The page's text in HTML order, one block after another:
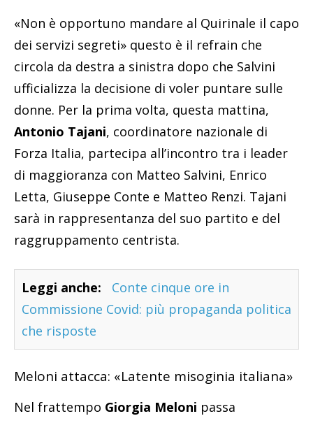
«Non è opportuno mandare al Quirinale il capo
dei servizi segreti» questo è il refrain che
circola da destra a sinistra dopo che Salvini
ufficializza la decisione di voler puntare sulle
donne. Per la prima volta, questa mattina,
Antonio Tajani, coordinatore nazionale di
Forza Italia, partecipa all’incontro tra i leader
di maggioranza con Matteo Salvini, Enrico
Letta, Giuseppe Conte e Matteo Renzi. Tajani
sarà in rappresentanza del suo partito e del
raggruppamento centrista.
Leggi anche:
Conte cinque ore in
Commissione Covid: più propaganda politica
che risposte
Meloni attacca: «Latente misoginia italiana»
Nel frattempo Giorgia Meloni passa